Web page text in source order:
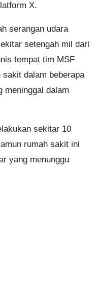
X.
serangan udara
setengah mil dari
tempat tim MSF
dalam beberapa
meninggal dalam
sekitar 10
rumah sakit ini
yang menunggu